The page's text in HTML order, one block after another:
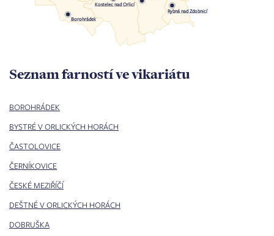
Rybná nad Zdobnicí
Kostelec nad Orlicí
Borohrádek
Seznam farností ve vikariátu
BOROHRÁDEK
BYSTRÉ V ORLICKÝCH HORÁCH
ČASTOLOVICE
ČERNÍKOVICE
ČESKÉ MEZIŘÍČÍ
DEŠTNÉ V ORLICKÝCH HORÁCH
DOBRUŠKA